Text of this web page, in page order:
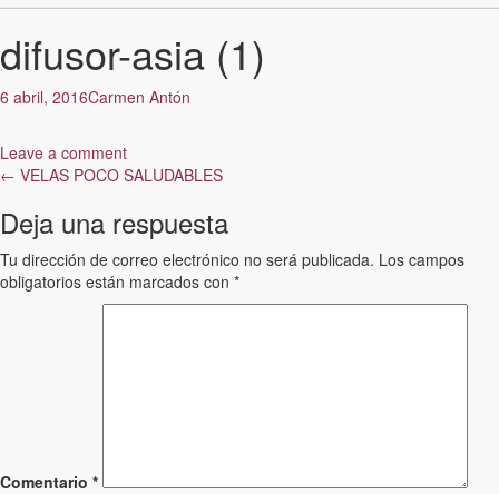
difusor-asia (1)
6 abril, 2016Carmen Antón
Leave a comment
Post
navigation
← VELAS POCO SALUDABLES
Deja una respuesta
Tu dirección de correo electrónico no será publicada. Los campos
obligatorios están marcados con *
Comentario *